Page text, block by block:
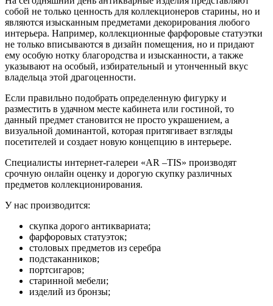
собой не только ценность для коллекционеров старины, но и
являются изысканным предметами декорирования любого
интерьера. Например, коллекционные фарфоровые статуэтки
не только вписываются в дизайн помещения, но и придают
ему особую нотку благородства и изысканности, а также
указывают на особый, избирательный и утонченный вкус
владельца этой драгоценности.
Если правильно подобрать определенную фигурку и
разместить в удачном месте кабинета или гостиной, то
данный предмет становится не просто украшением, а
визуальной доминантой, которая притягивает взгляды
посетителей и создает новую концепцию в интерьере.
Специалисты интернет-галереи «AR –TIS» производят
срочную онлайн оценку и дорогую скупку различных
предметов коллекционирования.
У нас производится:
скупка дорого антиквариата;
фарфоровых статуэток;
столовых предметов из серебра
подстаканников;
портсигаров;
старинной мебели;
изделий из бронзы;